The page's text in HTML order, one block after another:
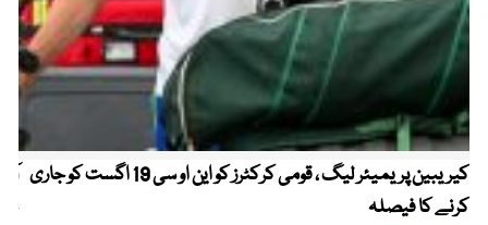
کیریبین پریمیئر لیگ ، قومی کرکٹرز کو این او سی 19 اگست کو جاری
کرنے کا فیصلہ